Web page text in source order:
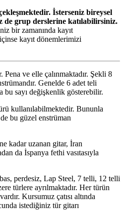
İsterseniz bireysel
de grup derslerine katılabilirsiniz.
bir zamanında kayıt
kayıt dönemlerimizi
ve elle çalınmaktadır. Şekli 8
Genelde 6 adet teli
bu sayı değişkenlik gösterebilir.
kullanılabilmektedir. Bununla
bu güzel enstrüman
kadar uzanan gitar, İran
da İspanya fethi vasıtasıyla
perdesiz, Lap Steel, 7 telli, 12 telli
türlere ayrılmaktadır. Her türün
Kursumuz çatısı altında
istediğiniz tür gitarı